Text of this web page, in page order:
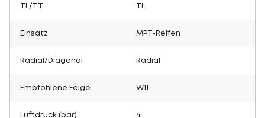
TL/TT
Einsatz MPT-Reifen
Radial/Diagonal Radial
Empfohlene Felge W11
Luftdruck (bar) 4